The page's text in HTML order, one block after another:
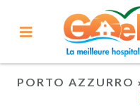
PORTO AZZURRO